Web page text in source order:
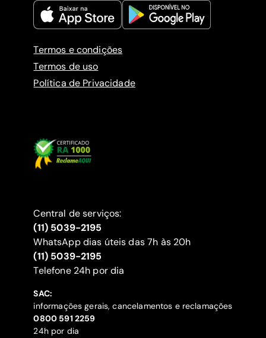
Termos e condições
Termos de uso
Política de Privacidade
Central de serviços:
(11) 5039-2195
WhatsApp dias úteis das 7h às 20h
(11) 5039-2195
‍Telefone 24h por dia
SAC:
informações gerais, cancelamentos e reclamações
‍0800 591 2259
24h por dia